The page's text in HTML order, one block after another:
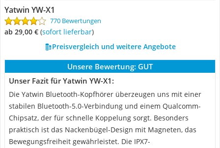
Yatwin YW-X1
770 Bewertungen
ab 29,00 € ( Sofort lieferbar)
Preisvergleich und weitere Angebote
Unsere Bewertung: GUT
Unser Fazit für Yatwin YW-X1:
Die Yatwin Bluetooth-Kopfhörer überzeugen uns mit einer
stabilen Bluetooth-5.0-Verbindung und einem Qualcomm-
Chipsatz, der für schnelle Koppelung sorgt. Besonders
praktisch ist das Nackenbügel-Design mit Magneten, das
Bewegungsfreiheit gewährleistet. Die IPX7-